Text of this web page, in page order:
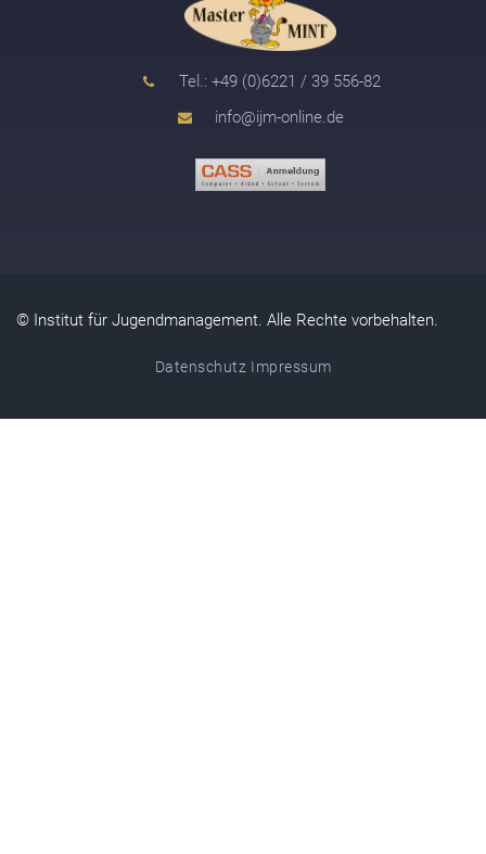
Tel.: +49 (0)6221 / 39 556-82
info@ijm-online.de
© Institut für Jugendmanagement. Alle Rechte vorbehalten.
Datenschutz Impressum